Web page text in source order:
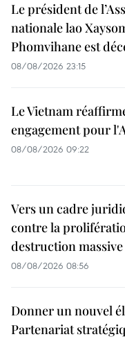
Le président de
nationale lao
Phomvihane est
08/08/2026 23:15
Le Vietnam
engagement pour
08/08/2026 09:22
Vers un cadre
contre la
destruction massive
08/08/2026 08:56
Donner un nouvel
Partenariat